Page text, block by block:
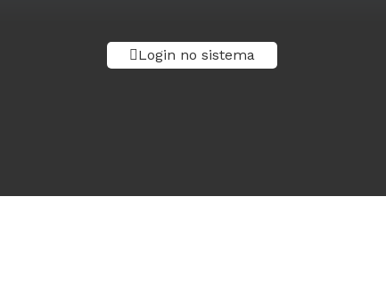
Login no sistema